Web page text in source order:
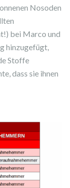
Nosoden
bei Marco und
hinzugefügt,
Stoffe
dass sie ihnen